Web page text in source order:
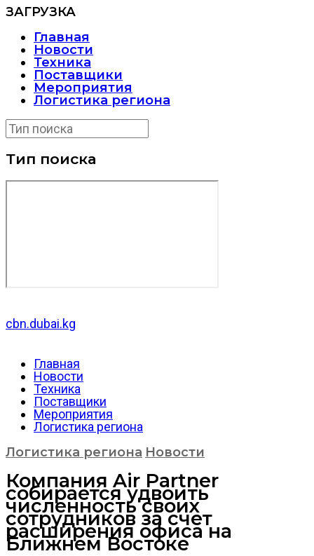
ЗАГРУЗКА
Главная
Новости
Техника
Поставщики
Мероприятия
Логистика региона
Тип поиска
cbn.dubai.kg
Главная
Новости
Техника
Поставщики
Мероприятия
Логистика региона
Логистика региона Новости
Компания Air Partner
собирается удвоить
численность своих
сотрудников за счет
расширения офиса на
Ближнем Востоке